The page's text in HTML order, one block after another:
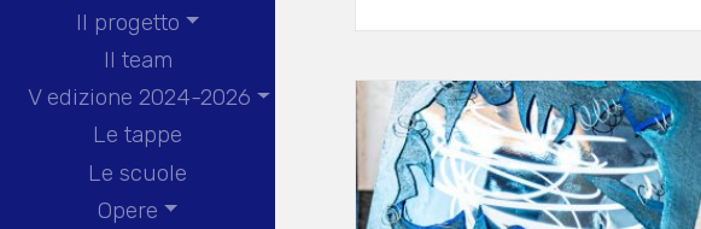
Il progetto
Il team
V edizione 2024-2026
Le tappe
Le scuole
Opere